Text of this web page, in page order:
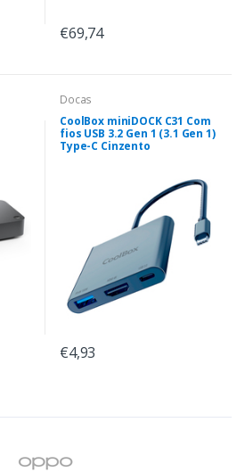
€69,74
Docas
CoolBox miniDOCK C31 Com
fios USB 3.2 Gen 1 (3.1 Gen 1)
Type-C Cinzento
€4,93